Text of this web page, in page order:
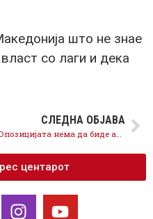
што не знае
со лаги и дека
СЛЕДНА ОБЈАВА
центарот